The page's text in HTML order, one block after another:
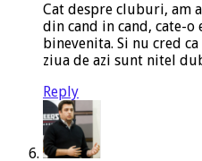
Cat despre cluburi, am
din cand in cand, cate-o
binevenita. Si nu cred
ziua de azi sunt nitel
Reply